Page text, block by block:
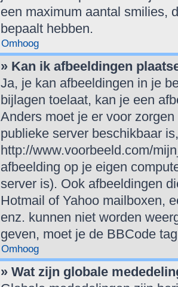
een maximum aantal smilies,
bepaalt hebben.
Omhoog
» Kan ik afbeeldingen
Ja, je kan afbeeldingen in je
bijlagen toelaat, kan je een
Anders moet je er voor
publieke server beschikbaar
http://www.voorbeeld.com/
afbeelding op je eigen
server is). Ook afbeeldingen
Hotmail of Yahoo mailboxen,
enz. kunnen niet worden
geven, moet je de BBCode
Omhoog
» Wat zijn globale